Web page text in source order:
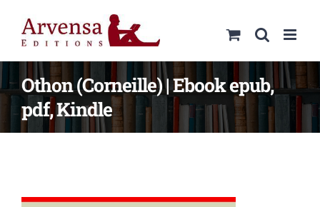
contenu
Othon (Corneille) | Ebook epub,
pdf, Kindle